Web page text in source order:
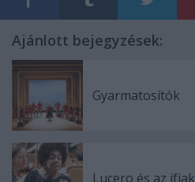
Ajánlott bejegyzések:
Gyarmatosítók
Lucero és az ifjak